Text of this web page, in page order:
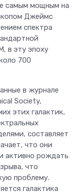
самым мощным на
Джеймс
спектра
в эту эпоху
700
в журнале
Society,
этих галактик,
составляет
что они
активно рождать
что
проблему.
галактика